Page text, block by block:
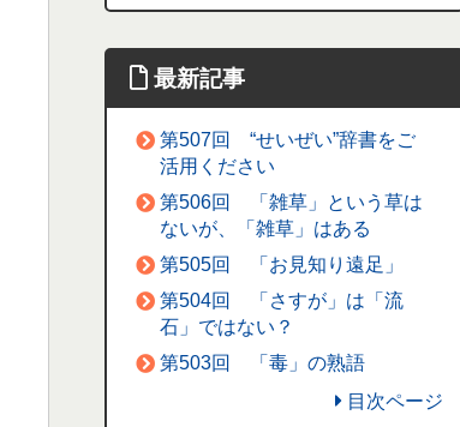
最新記事
第507回 “せいぜい”辞書をご
活用ください
第506回 「雑草」という草は
ないが、「雑草」はある
第505回 「お見知り遠足」
第504回 「さすが」は「流
石」ではない？
第503回 「毒」の熟語
目次ページ